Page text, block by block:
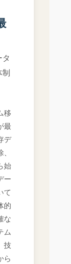
制
移
最
デ
始
ー
て
的
な
ム
技
ら